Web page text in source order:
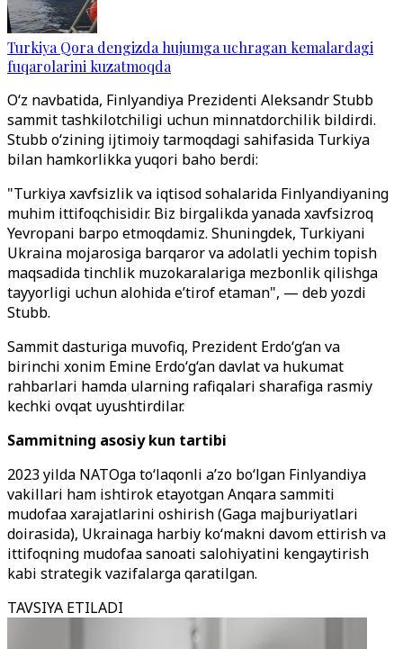
Turkiya Qora dengizda hujumga uchragan kemalardagi
fuqarolarini kuzatmoqda
O‘z navbatida, Finlyandiya Prezidenti Aleksandr Stubb
sammit tashkilotchiligi uchun minnatdorchilik bildirdi.
Stubb o‘zining ijtimoiy tarmoqdagi sahifasida Turkiya
bilan hamkorlikka yuqori baho berdi:
"Turkiya xavfsizlik va iqtisod sohalarida Finlyandiyaning
muhim ittifoqchisidir. Biz birgalikda yanada xavfsizroq
Yevropani barpo etmoqdamiz. Shuningdek, Turkiyani
Ukraina mojarosiga barqaror va adolatli yechim topish
maqsadida tinchlik muzokaralariga mezbonlik qilishga
tayyorligi uchun alohida e’tirof etaman", — deb yozdi
Stubb.
Sammit dasturiga muvofiq, Prezident Erdo‘g‘an va
birinchi xonim Emine Erdo‘g‘an davlat va hukumat
rahbarlari hamda ularning rafiqalari sharafiga rasmiy
kechki ovqat uyushtirdilar.
Sammitning asosiy kun tartibi
2023 yilda NATOga to‘laqonli a’zo bo‘lgan Finlyandiya
vakillari ham ishtirok etayotgan Anqara sammiti
mudofaa xarajatlarini oshirish (Gaga majburiyatlari
doirasida), Ukrainaga harbiy ko‘makni davom ettirish va
ittifoqning mudofaa sanoati salohiyatini kengaytirish
kabi strategik vazifalarga qaratilgan.
TAVSIYA ETILADI